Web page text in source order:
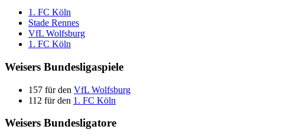
1. FC Köln
Stade Rennes
VfL Wolfsburg
1. FC Köln
Weisers Bundesligaspiele
157 für den VfL Wolfsburg
112 für den 1. FC Köln
Weisers Bundesligatore